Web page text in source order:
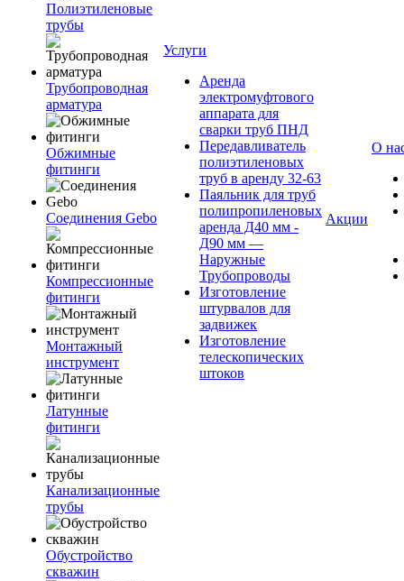
Полиэтиленовые
трубы
Трубопроводная
арматура
Обжимные
фитинги
Соединения Gebo
Компрессионные
фитинги
Монтажный
инструмент
Латунные
фитинги
Канализационные
трубы
Обустройство
скважин
Услуги
Аренда
электромуфтового
аппарата для
сварки труб ПНД
Передавливатель
полиэтиленовых
труб в аренду 32-63
Паяльник для труб
полипропиленовых
аренда Д40 мм -
Д90 мм —
Наружные
Трубопроводы
Изготовление
штурвалов для
задвижек
Изготовление
телескопических
штоков
Акции
О